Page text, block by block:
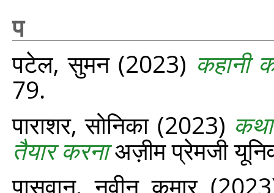
प
पटेल, सुमन(2023) कहानी
79.
पाराशर, सोनिका(2023)
तैयार करनाअज़ीम प्रेमजी
पासवान, नवीन कुमार